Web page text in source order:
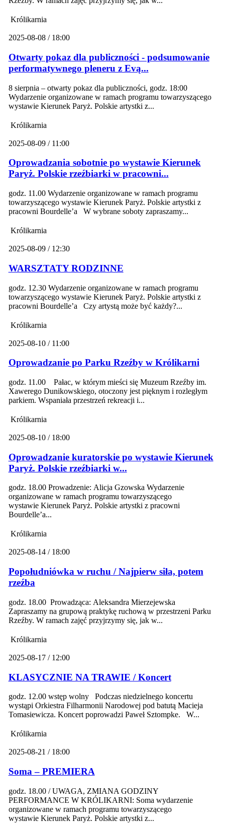
Królikarnia
2025-08-08 / 18:00
Otwarty pokaz dla publiczności - podsumowanie
performatywnego pleneru z Evą...
8 sierpnia – otwarty pokaz dla publiczności, godz. 18:00
Wydarzenie organizowane w ramach programu towarzyszącego
wystawie Kierunek Paryż. Polskie artystki z...
Królikarnia
2025-08-09 / 11:00
Oprowadzania sobotnie po wystawie Kierunek
Paryż. Polskie rzeźbiarki w pracowni...
godz. 11.00 Wydarzenie organizowane w ramach programu
towarzyszącego wystawie Kierunek Paryż. Polskie artystki z
pracowni Bourdelle’a W wybrane soboty zapraszamy...
Królikarnia
2025-08-09 / 12:30
WARSZTATY RODZINNE
godz. 12.30 Wydarzenie organizowane w ramach programu
towarzyszącego wystawie Kierunek Paryż. Polskie artystki z
pracowni Bourdelle’a Czy artystą może być każdy?...
Królikarnia
2025-08-10 / 11:00
Oprowadzanie po Parku Rzeźby w Królikarni
godz. 11.00 Pałac, w którym mieści się Muzeum Rzeźby im.
Xawerego Dunikowskiego, otoczony jest pięknym i rozległym
parkiem. Wspaniała przestrzeń rekreacji i...
Królikarnia
2025-08-10 / 18:00
Oprowadzanie kuratorskie po wystawie Kierunek
Paryż. Polskie rzeźbiarki w...
godz. 18.00 Prowadzenie: Alicja Gzowska Wydarzenie
organizowane w ramach programu towarzyszącego
wystawie Kierunek Paryż. Polskie artystki z pracowni
Bourdelle’a...
Królikarnia
2025-08-14 / 18:00
Popołudniówka w ruchu / Najpierw siła, potem
rzeźba
godz. 18.00 Prowadząca: Aleksandra Mierzejewska
Zapraszamy na grupową praktykę ruchową w przestrzeni Parku
Rzeźby. W ramach zajęć przyjrzymy się, jak w...
Królikarnia
2025-08-17 / 12:00
KLASYCZNIE NA TRAWIE / Koncert
godz. 12.00 wstęp wolny Podczas niedzielnego koncertu
wystąpi Orkiestra Filharmonii Narodowej pod batutą Macieja
Tomasiewicza. Koncert poprowadzi Paweł Sztompke. W...
Królikarnia
2025-08-21 / 18:00
Soma – PREMIERA
godz. 18.00 / UWAGA, ZMIANA GODZINY
PERFORMANCE W KRÓLIKARNI: Soma wydarzenie
organizowane w ramach programu towarzyszącego
wystawie Kierunek Paryż. Polskie artystki z...